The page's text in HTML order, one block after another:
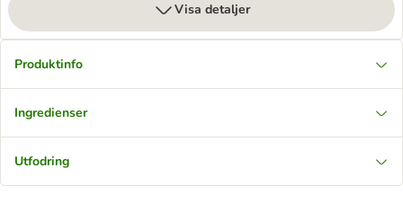
Visa detaljer
Produktinfo
Ingredienser
Utfodring